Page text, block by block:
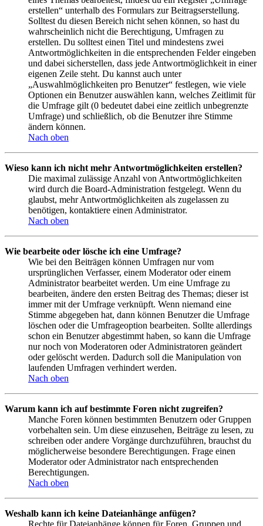
erstellen“ unterhalb des Formulars zur Beitragserstellung.
Solltest du diesen Bereich nicht sehen können, so hast du
wahrscheinlich nicht die Berechtigung, Umfragen zu
erstellen. Du solltest einen Titel und mindestens zwei
Antwortmöglichkeiten in die entsprechenden Felder eingeben
und dabei sicherstellen, dass jede Antwortmöglichkeit in einer
eigenen Zeile steht. Du kannst auch unter
„Auswahlmöglichkeiten pro Benutzer“ festlegen, wie viele
Optionen ein Benutzer auswählen kann, welches Zeitlimit für
die Umfrage gilt (0 bedeutet dabei eine zeitlich unbegrenzte
Umfrage) und schließlich, ob die Benutzer ihre Stimme
ändern können.
Nach oben
Wieso kann ich nicht mehr Antwortmöglichkeiten erstellen?
Die maximal zulässige Anzahl von Antwortmöglichkeiten
wird durch die Board-Administration festgelegt. Wenn du
glaubst, mehr Antwortmöglichkeiten als zugelassen zu
benötigen, kontaktiere einen Administrator.
Nach oben
Wie bearbeite oder lösche ich eine Umfrage?
Wie bei den Beiträgen können Umfragen nur vom
ursprünglichen Verfasser, einem Moderator oder einem
Administrator bearbeitet werden. Um eine Umfrage zu
bearbeiten, ändere den ersten Beitrag des Themas; dieser ist
immer mit der Umfrage verknüpft. Wenn niemand eine
Stimme abgegeben hat, dann können Benutzer die Umfrage
löschen oder die Umfrageoption bearbeiten. Sollte allerdings
schon ein Benutzer abgestimmt haben, so kann die Umfrage
nur noch von Moderatoren oder Administratoren geändert
oder gelöscht werden. Dadurch soll die Manipulation von
laufenden Umfragen verhindert werden.
Nach oben
Warum kann ich auf bestimmte Foren nicht zugreifen?
Manche Foren können bestimmten Benutzern oder Gruppen
vorbehalten sein. Um diese einzusehen, Beiträge zu lesen, zu
schreiben oder andere Vorgänge durchzuführen, brauchst du
möglicherweise besondere Berechtigungen. Frage einen
Moderator oder Administrator nach entsprechenden
Berechtigungen.
Nach oben
Weshalb kann ich keine Dateianhänge anfügen?